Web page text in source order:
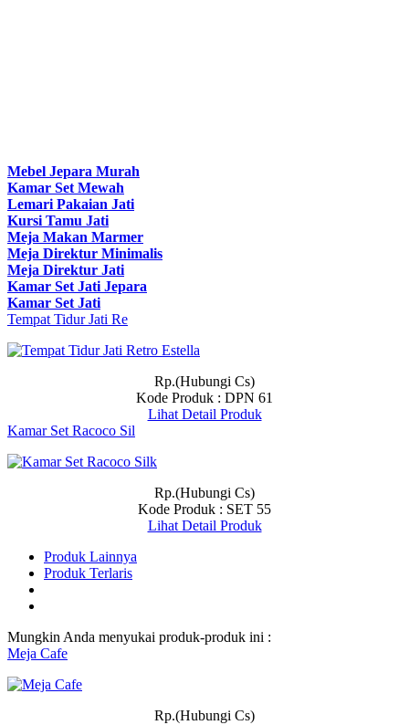
Mebel Jepara Murah
Kamar Set Mewah
Lemari Pakaian Jati
Kursi Tamu Jati
Meja Makan Marmer
Meja Direktur Minimalis
Meja Direktur Jati
Kamar Set Jati Jepara
Kamar Set Jati
Tempat Tidur Jati Re
Rp.(Hubungi Cs)
Kode Produk : DPN 61
Lihat Detail Produk
Kamar Set Racoco Sil
Rp.(Hubungi Cs)
Kode Produk : SET 55
Lihat Detail Produk
Produk Lainnya
Produk Terlaris
Mungkin Anda menyukai produk-produk ini :
Meja Cafe
Rp.(Hubungi Cs)